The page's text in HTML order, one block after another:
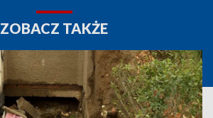
ZOBACZ TAKŻE